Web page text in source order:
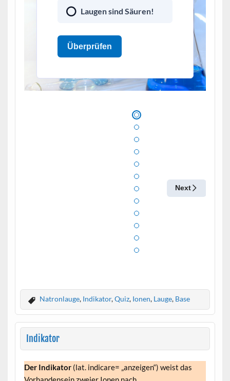
Laugen sind Säuren!
Überprüfen
Next
Natronlauge, Indikator,Quiz, Ionen, Lauge, Base
Indikator
Der Indikator(lat. indicare= „anzeigen“) weist das